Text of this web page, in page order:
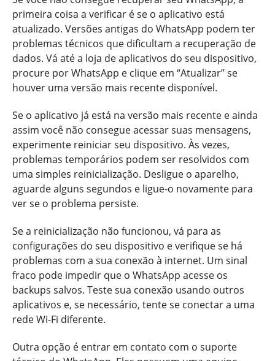
primeira coisa a verificar é se o aplicativo está
atualizado. Versões antigas do WhatsApp podem ter
problemas técnicos que dificultam a recuperação de
dados. Vá até a loja de aplicativos do seu dispositivo,
procure por WhatsApp e clique em “Atualizar” se
houver uma versão mais recente disponível.
Se o aplicativo já está na versão mais recente e ainda
assim você não consegue acessar suas mensagens,
experimente reiniciar seu dispositivo. Às vezes,
problemas temporários podem ser resolvidos com
uma simples reinicialização. Desligue o aparelho,
aguarde alguns segundos e ligue-o novamente para
ver se o problema persiste.
Se a reinicialização não funcionou, vá para as
configurações do seu dispositivo e verifique se há
problemas com a sua conexão à internet. Um sinal
fraco pode impedir que o WhatsApp acesse os
backups salvos. Teste sua conexão usando outros
aplicativos e, se necessário, tente se conectar a uma
rede Wi-Fi diferente.
Outra opção é entrar em contato com o suporte